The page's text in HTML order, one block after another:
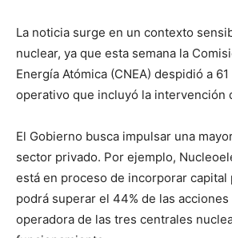
La noticia surge en un contexto
nuclear, ya que esta semana la
Energía Atómica (CNEA) despidió a
operativo que incluyó la intervención
El Gobierno busca impulsar una
sector privado. Por ejemplo,
está en proceso de incorporar capital
podrá superar el 44% de las
operadora de las tres centrales